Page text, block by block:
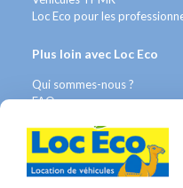
Loc Eco pour les
Plus loin avec Loc Eco
Qui sommes-nous ?
FAQ
Nous recrutons
Avis Clients